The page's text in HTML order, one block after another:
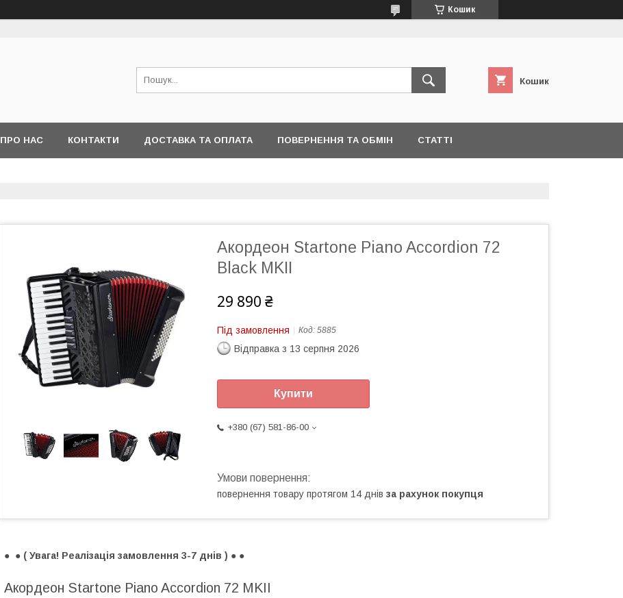
Кошик
Кошик
ПРО НАС КОНТАКТИ ДОСТАВКА ТА ОПЛАТА ПОВЕРНЕННЯ ТА ОБМІН СТАТТІ
Акордеон Startone Piano Accordion 72
Black MKII
29 890 ₴
Під замовлення Код: 5885
Відправка з 13 серпня 2026
Купити
+380 (67) 581-86-00
повернення товару протягом 14 днів за рахунок покупця
● ● ( Увага! Реалізація замовлення 3-7 днів ) ● ●
Акордеон Startone Piano Accordion 72 MKII